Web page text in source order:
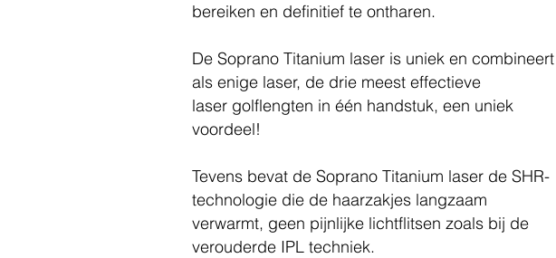
bereiken en definitief te ontharen.
De Soprano Titanium laser is uniek en combineert
als enige laser, de drie meest effectieve
laser golflengten in één handstuk, een uniek
voordeel!
Tevens bevat de Soprano Titanium laser de SHR-
technologie die de haarzakjes langzaam
verwarmt, geen pijnlijke lichtflitsen zoals bij de
verouderde IPL techniek.